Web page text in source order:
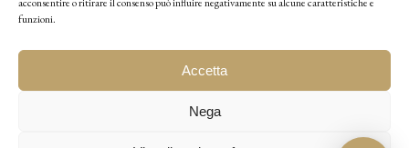
funzioni.
Accetta
Nega